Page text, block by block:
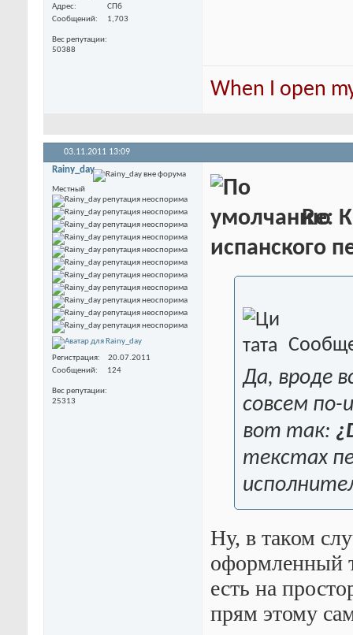
Адрес
СПб
Сообщений
1,703
Вес репутации
50388
When I open
03.11.2011 13:09
Rainy_day
Местный
Регистрация
20.07.2011
Сообщений
124
Вес репутации
25313
Re:
испанского
Да, вроде
совсем по-
вот так:
текстах
Ну, в таком
оформленный
есть на
прям этому